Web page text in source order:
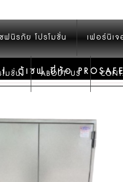
ฟนิรภัย โปรโมชั่น เฟอร์นิเ
โมชั่น ABOUT US
ตู้เซฟ ยี่ห้อ